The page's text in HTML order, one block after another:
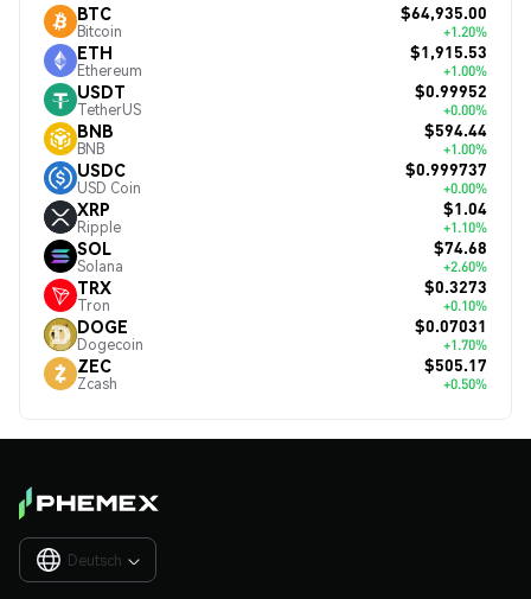
BTC
Bitcoin
$64,935.00
+1.20%
ETH
Ethereum
$1,915.53
+1.00%
USDT
TetherUS
$0.99952
+0.00%
BNB
BNB
$594.44
+1.00%
USDC
USD Coin
$0.999737
+0.00%
XRP
Ripple
$1.04
+1.10%
SOL
Solana
$74.68
+2.60%
TRX
Tron
$0.3273
+0.10%
DOGE
Dogecoin
$0.07031
+1.70%
ZEC
Zcash
$505.17
+0.50%
Deutsch 